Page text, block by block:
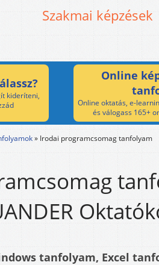
Szakmai képzések
kideríteni,
Online
Online oktatás, e-
és válogass 165+
» Irodai programcsomag tanfolyam
tanfolyam, Excel